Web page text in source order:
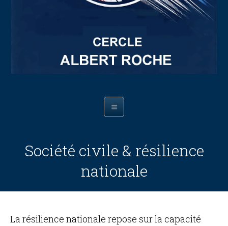
Société civile & résilience
nationale
La résilience nationale repose sur la capacité